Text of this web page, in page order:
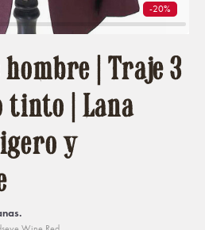
-20%
| Traje 3
tinto | Lana
y